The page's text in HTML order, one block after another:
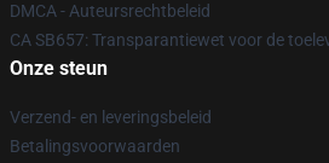
DMCA - Auteursrechtbeleid
CA SB657: Transparantiewet voor de
Onze steun
Verzend- en leveringsbeleid
Betalingsvoorwaarden